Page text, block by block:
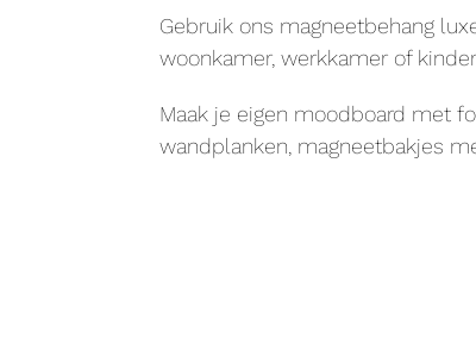
Gebruik ons magneetbehang
woonkamer, werkkamer of
Maak je eigen moodboard met
wandplanken, magneetbakjes